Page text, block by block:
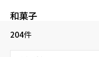
和菓子
204件